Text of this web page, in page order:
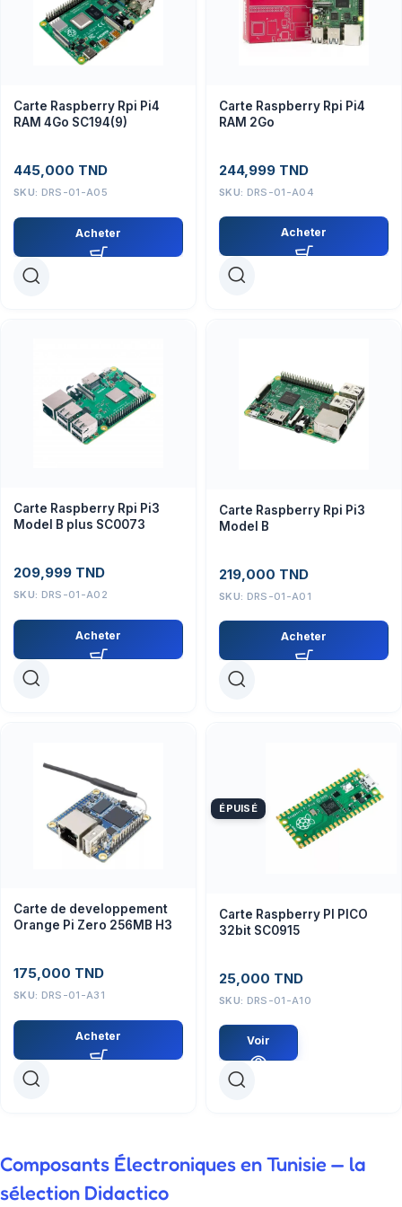
Carte Raspberry Rpi Pi4
RAM 4Go SC194(9)
445,000 TND
SKU: DRS-01-A05
Acheter
Carte Raspberry Rpi Pi4
RAM 2Go
244,999 TND
SKU: DRS-01-A04
Acheter
Carte Raspberry Rpi Pi3
Model B plus SC0073
209,999 TND
SKU: DRS-01-A02
Acheter
Carte Raspberry Rpi Pi3
Model B
219,000 TND
SKU: DRS-01-A01
Acheter
Carte de developpement
Orange Pi Zero 256MB H3
175,000 TND
SKU: DRS-01-A31
Acheter
ÉPUISÉ
Carte Raspberry PI PICO
32bit SC0915
25,000 TND
SKU: DRS-01-A10
Voir
Composants Électroniques en Tunisie — la
sélection Didactico